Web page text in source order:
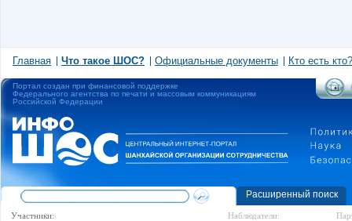
Главная Что такое ШОС? Официальные документы Кто есть кто?
Портал создан при финансовой поддержке
Федерального агентства по печати и массовым коммуникациям
Российской Федерации
Расширенный поиск
Участники: Наблюдатели: